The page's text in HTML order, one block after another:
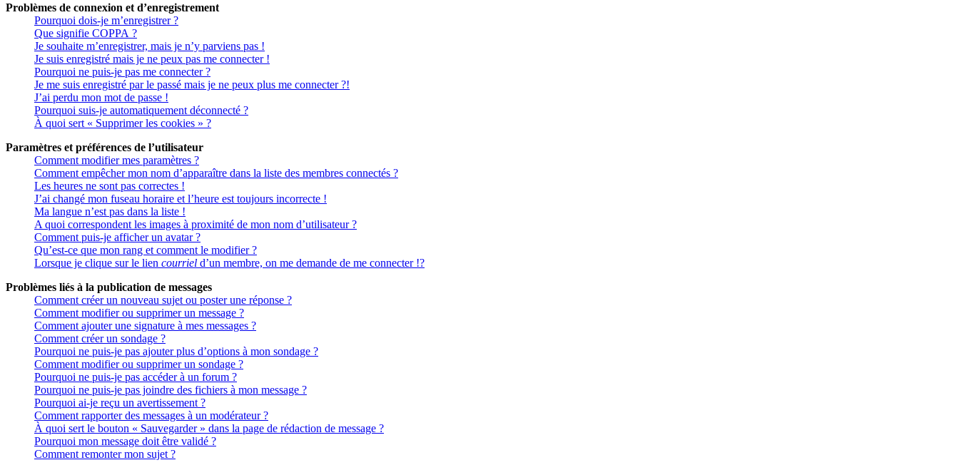
Problèmes de connexion et d’enregistrement
Pourquoi dois-je m’enregistrer ?
Que signifie COPPA ?
Je souhaite m’enregistrer, mais je n’y parviens pas !
Je suis enregistré mais je ne peux pas me connecter !
Pourquoi ne puis-je pas me connecter ?
Je me suis enregistré par le passé mais je ne peux plus me connecter ?!
J’ai perdu mon mot de passe !
Pourquoi suis-je automatiquement déconnecté ?
À quoi sert « Supprimer les cookies » ?
Paramètres et préférences de l’utilisateur
Comment modifier mes paramètres ?
Comment empêcher mon nom d’apparaître dans la liste des membres connectés ?
Les heures ne sont pas correctes !
J’ai changé mon fuseau horaire et l’heure est toujours incorrecte !
Ma langue n’est pas dans la liste !
A quoi correspondent les images à proximité de mon nom d’utilisateur ?
Comment puis-je afficher un avatar ?
Qu’est-ce que mon rang et comment le modifier ?
Lorsque je clique sur le lien courriel d’un membre, on me demande de me connecter !?
Problèmes liés à la publication de messages
Comment créer un nouveau sujet ou poster une réponse ?
Comment modifier ou supprimer un message ?
Comment ajouter une signature à mes messages ?
Comment créer un sondage ?
Pourquoi ne puis-je pas ajouter plus d’options à mon sondage ?
Comment modifier ou supprimer un sondage ?
Pourquoi ne puis-je pas accéder à un forum ?
Pourquoi ne puis-je pas joindre des fichiers à mon message ?
Pourquoi ai-je reçu un avertissement ?
Comment rapporter des messages à un modérateur ?
À quoi sert le bouton « Sauvegarder » dans la page de rédaction de message ?
Pourquoi mon message doit être validé ?
Comment remonter mon sujet ?